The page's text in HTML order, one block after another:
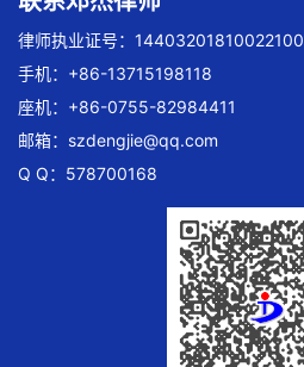
律师执业证号：14403201810022100
手机：+86-13715198118
座机：+86-0755-82984411
邮箱： szdengjie@qq.com
Q Q：578700168